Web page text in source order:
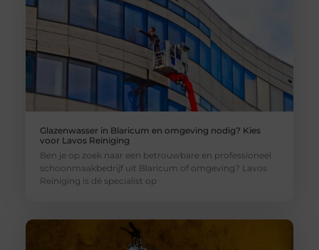
Glazenwasser in Blaricum en omgeving nodig? Kies
voor Lavos Reiniging
Ben je op zoek naar een betrouwbare en professioneel
schoonmaakbedrijf uit Blaricum of omgeving? Lavos
Reiniging is dé specialist op